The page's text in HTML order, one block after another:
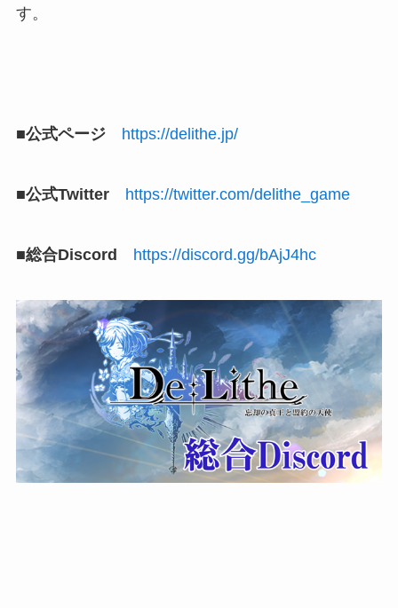
す。
■公式ページ https://delithe.jp/
■公式Twitter https://twitter.com/delithe_game
■総合Discord https://discord.gg/bAjJ4hc